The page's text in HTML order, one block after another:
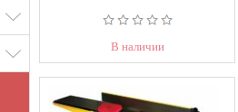
В наличии